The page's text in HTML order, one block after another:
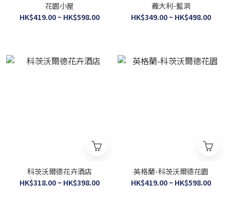
花園小屋
HK$419.00 ~ HK$598.00
義大利-藍洞
HK$349.00 ~ HK$498.00
科茨沃爾德花卉酒店
HK$318.00 ~ HK$398.00
英格蘭-科茨沃爾德花園
HK$419.00 ~ HK$598.00